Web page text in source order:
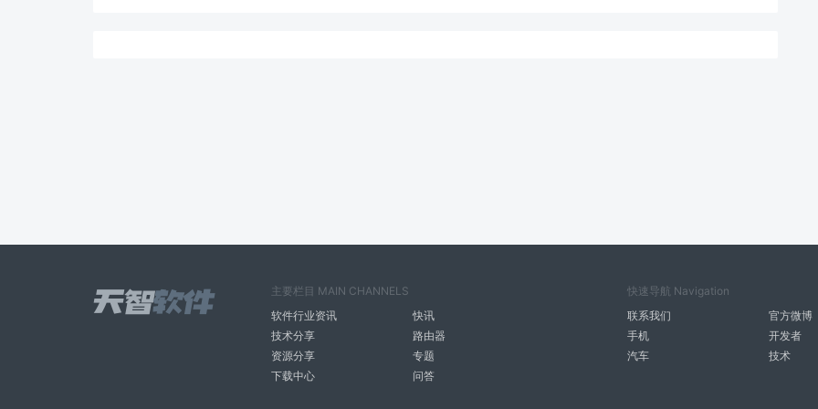
主要栏目 MAIN CHANNELS
软件行业资讯
快讯
技术分享
路由器
资源分享
专题
下载中心
问答
快速导航 Navigation
联系我们
官方微博
手机
开发者
汽车
技术